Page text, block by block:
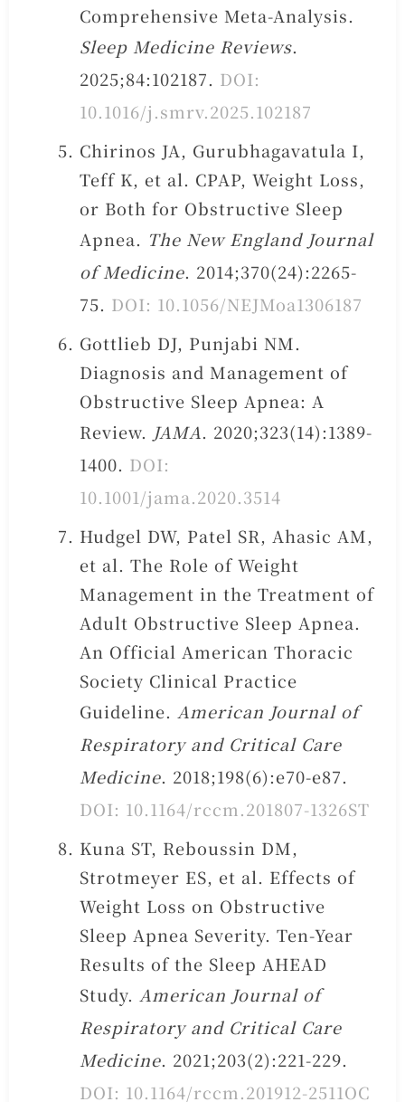
Comprehensive Meta-Analysis.
Sleep Medicine Reviews.
2025;84:102187. DOI:
10.1016/j.smrv.2025.102187
Chirinos JA, Gurubhagavatula I,
Teff K, et al. CPAP, Weight Loss,
or Both for Obstructive Sleep
Apnea. The New England Journal
of Medicine. 2014;370(24):2265-
75. DOI: 10.1056/NEJMoa1306187
Gottlieb DJ, Punjabi NM.
Diagnosis and Management of
Obstructive Sleep Apnea: A
Review. JAMA. 2020;323(14):1389-
1400. DOI:
10.1001/jama.2020.3514
Hudgel DW, Patel SR, Ahasic AM,
et al. The Role of Weight
Management in the Treatment of
Adult Obstructive Sleep Apnea.
An Official American Thoracic
Society Clinical Practice
Guideline. American Journal of
Respiratory and Critical Care
Medicine. 2018;198(6):e70-e87.
DOI: 10.1164/rccm.201807-1326ST
Kuna ST, Reboussin DM,
Strotmeyer ES, et al. Effects of
Weight Loss on Obstructive
Sleep Apnea Severity. Ten-Year
Results of the Sleep AHEAD
Study. American Journal of
Respiratory and Critical Care
Medicine. 2021;203(2):221-229.
DOI: 10.1164/rccm.201912-2511OC